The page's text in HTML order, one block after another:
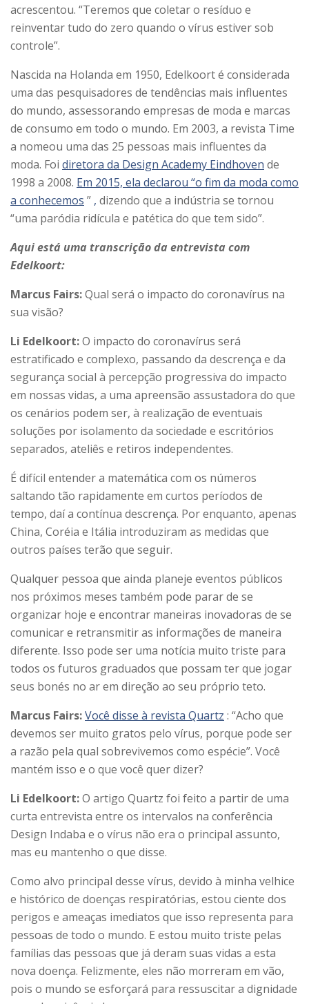
acrescentou. “Teremos que coletar o resíduo e
reinventar tudo do zero quando o vírus estiver sob
controle”.
Nascida na Holanda em 1950, Edelkoort é considerada
uma das pesquisadores de tendências mais influentes
do mundo, assessorando empresas de moda e marcas
de consumo em todo o mundo. Em 2003, a revista Time
a nomeou uma das 25 pessoas mais influentes da
moda. Foi diretora da Design Academy Eindhoven de
1998 a 2008. Em 2015, ela declarou “o fim da moda como
a conhecemos ” , dizendo que a indústria se tornou
“uma paródia ridícula e patética do que tem sido”.
Aqui está uma transcrição da entrevista com
Edelkoort:
Marcus Fairs:Qual será o impacto do coronavírus na
sua visão?
Li Edelkoort:O impacto do coronavírus será
estratificado e complexo, passando da descrença e da
segurança social à percepção progressiva do impacto
em nossas vidas, a uma apreensão assustadora do que
os cenários podem ser, à realização de eventuais
soluções por isolamento da sociedade e escritórios
separados, ateliês e retiros independentes.
É difícil entender a matemática com os números
saltando tão rapidamente em curtos períodos de
tempo, daí a contínua descrença. Por enquanto, apenas
China, Coréia e Itália introduziram as medidas que
outros países terão que seguir.
Qualquer pessoa que ainda planeje eventos públicos
nos próximos meses também pode parar de se
organizar hoje e encontrar maneiras inovadoras de se
comunicar e retransmitir as informações de maneira
diferente. Isso pode ser uma notícia muito triste para
todos os futuros graduados que possam ter que jogar
seus bonés no ar em direção ao seu próprio teto.
Marcus Fairs:Você disse à revista Quartz : “Acho que
devemos ser muito gratos pelo vírus, porque pode ser
a razão pela qual sobrevivemos como espécie”. Você
mantém isso e o que você quer dizer?
Li Edelkoort:O artigo Quartz foi feito a partir de uma
curta entrevista entre os intervalos na conferência
Design Indaba e o vírus não era o principal assunto,
mas eu mantenho o que disse.
Como alvo principal desse vírus, devido à minha velhice
e histórico de doenças respiratórias, estou ciente dos
perigos e ameaças imediatos que isso representa para
pessoas de todo o mundo. E estou muito triste pelas
famílias das pessoas que já deram suas vidas a esta
nova doença. Felizmente, eles não morreram em vão,
pois o mundo se esforçará para ressuscitar a dignidade